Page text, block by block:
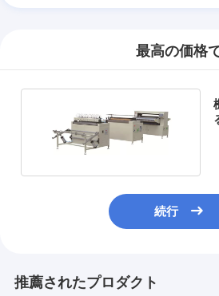
最高の価格
続行
推薦されたプロダクト